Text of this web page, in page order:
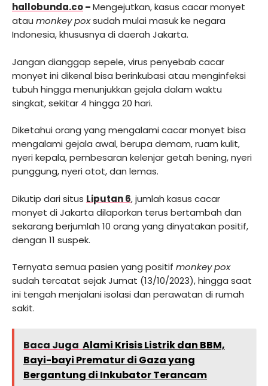
hallobunda.co–Mengejutkan, kasus cacar monyet
atau monkey poxsudah mulai masuk ke negara
Indonesia, khususnya di daerah Jakarta.
Jangan dianggap sepele, virus penyebab cacar
monyet ini dikenal bisa berinkubasi atau menginfeksi
tubuh hingga menunjukkan gejala dalam waktu
singkat, sekitar 4 hingga 20 hari.
Diketahui orang yang mengalami cacar monyet bisa
mengalami gejala awal, berupa demam, ruam kulit,
nyeri kepala, pembesaran kelenjar getah bening, nyeri
punggung, nyeri otot, dan lemas.
Dikutip dari situs Liputan 6, jumlah kasus cacar
monyet di Jakarta dilaporkan terus bertambah dan
sekarang berjumlah 10 orang yang dinyatakan positif,
dengan 11 suspek.
Ternyata semua pasien yang positif monkey pox
sudah tercatat sejak Jumat (13/10/2023), hingga saat
ini tengah menjalani isolasi dan perawatan di rumah
sakit.
Baca Juga Alami Krisis Listrik dan BBM,
Bayi-bayi Prematur di Gaza yang
Bergantung di Inkubator Terancam